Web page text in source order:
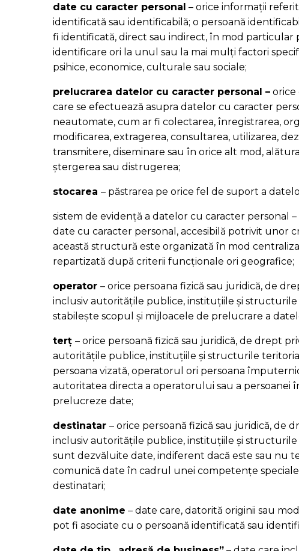
date cu caracter personal – orice informații
identificată sau identificabilă; o persoană
fi identificată, direct sau indirect, în mod
identificare ori la unul sau la mai mulți factori
psihice, economice, culturale sau sociale;
prelucrarea datelor cu caracter personal – orice
care se efectuează asupra datelor cu caracter
neautomate, cum ar fi colectarea, înregistrarea,
modificarea, extragerea, consultarea, utilizarea,
transmitere, diseminare sau în orice alt mod,
ștergerea sau distrugerea;
stocarea – păstrarea pe orice fel de suport a
sistem de evidență a datelor cu caracter personal
date cu caracter personal, accesibilă potrivit unor
această structură este organizată în mod
repartizată după criterii funcționale ori geografice;
operator – orice persoana fizică sau juridică, de
inclusiv autoritățile publice, instituțiile și structurile
stabilește scopul și mijloacele de prelucrare a
terț – orice persoană fizică sau juridică, de drept
autoritățile publice, instituțiile și structurile
persoana vizată, operatorul ori persoana
autoritatea directa a operatorului sau a persoanei
prelucreze date;
destinatar – orice persoană fizică sau juridică, de
inclusiv autoritățile publice, instituțiile și structurile
sunt dezvăluite date, indiferent dacă este sau nu
comunică date în cadrul unei competențe
destinatari;
date anonime – date care, datorită originii sau
pot fi asociate cu o persoană identificată sau